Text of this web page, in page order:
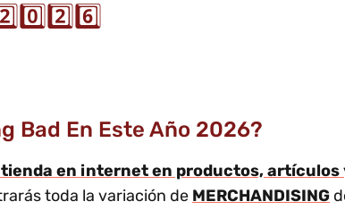
Bad En Este Año 2026?
en internet en productos, artículos
toda la variación de MERCHANDISING